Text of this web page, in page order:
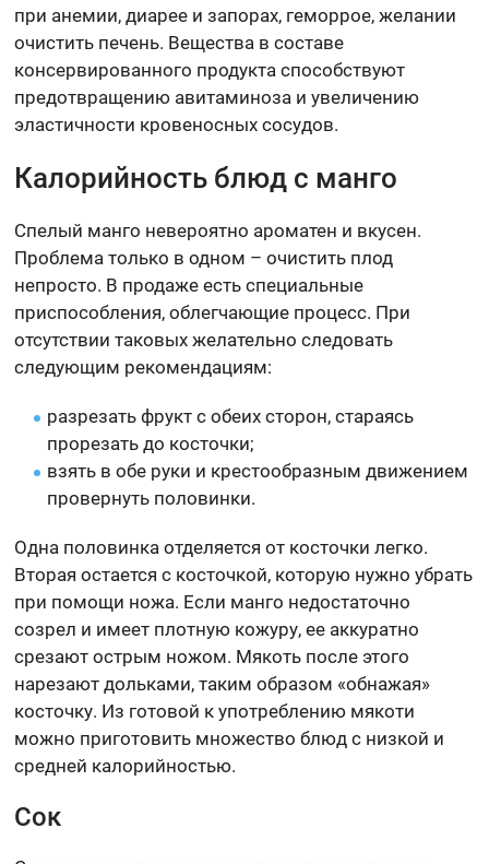
при анемии, диарее и запорах, геморрое, желании
очистить печень. Вещества в составе
консервированного продукта способствуют
предотвращению авитаминоза и увеличению
эластичности кровеносных сосудов.
Калорийность блюд с манго
Спелый манго невероятно ароматен и вкусен.
Проблема только в одном – очистить плод
непросто. В продаже есть специальные
приспособления, облегчающие процесс. При
отсутствии таковых желательно следовать
следующим рекомендациям:
разрезать фрукт с обеих сторон, стараясь
прорезать до косточки;
взять в обе руки и крестообразным движением
провернуть половинки.
Одна половинка отделяется от косточки легко.
Вторая остается с косточкой, которую нужно убрать
при помощи ножа. Если манго недостаточно
созрел и имеет плотную кожуру, ее аккуратно
срезают острым ножом. Мякоть после этого
нарезают дольками, таким образом «обнажая»
косточку. Из готовой к употреблению мякоти
можно приготовить множество блюд с низкой и
средней калорийностью.
Сок